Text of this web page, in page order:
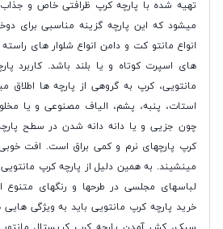
تهیه شده با پارچه کرپ ظرافتی خاص و
میشود که این پارچه گزینه مناسبی برای
انواع مانتو کت و دامن انواع شلوار های
های اسپرت کوتاه و یا بلند باشد. کاربرد
مانتویی، کرپ به گروهی از پارچه ها اطلاق
استات، پنبه، پشم، الیاف مصنوعی و یا
چون جزیی و یا دانه دانه شدن در سطح
کرپ پارچهای نرم و کمی براق است. افت خوبی
مینشیند. به همین دلیل از پارچه کرپ
لباسهای مجلسی در طرحها و رنگهای متنوع
خرید پارچه کرپ مانتویی باید به ویژگی